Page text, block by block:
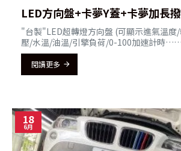
LED方向盤+卡夢Y蓋+卡夢加長
"台製"LED超轉燈方向盤 (可顯示進氣溫度
壓/水溫/油溫/引擎負荷/0-100加速計時
閱讀更多
18
6月